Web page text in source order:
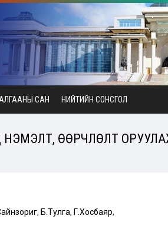
САН НИЙТИЙН СОНСГОЛ
ӨӨРЧЛӨЛТ
, Б.Тулга, Г.Хосбаяр,